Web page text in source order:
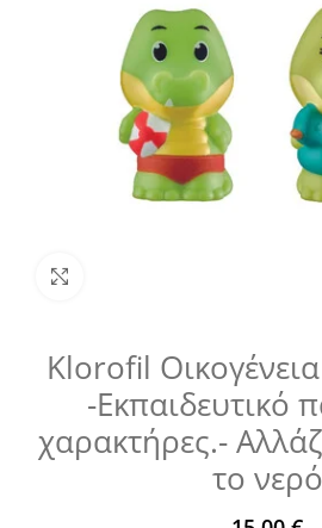
Klorofil
-Εκπαιδευτικό
χαρακτήρες.-
το νερό